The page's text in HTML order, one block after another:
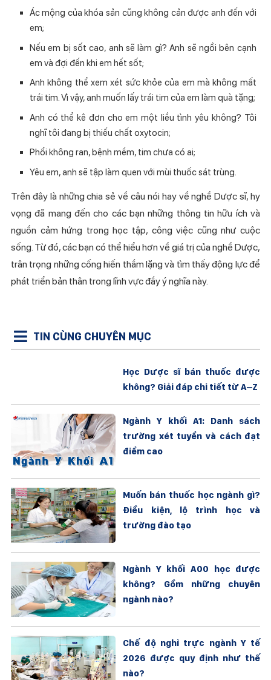
Ác mộng của khóa sản cũng không cản được anh đến với
em;
Nếu em bị sốt cao, anh sẽ làm gì? Anh sẽ ngồi bên cạnh
em và đợi đến khi em hết sốt;
Anh không thể xem xét sức khỏe của em mà không mất
trái tim. Vì vậy, anh muốn lấy trái tim của em làm quà tặng;
Anh có thể kê đơn cho em một liều tình yêu không? Tôi
nghĩ tôi đang bị thiếu chất oxytocin;
Phổi không ran, bệnh mềm, tim chưa có ai;
Yêu em, anh sẽ tập làm quen với mùi thuốc sát trùng.
Trên đây là những chia sẻ về câu nói hay về nghề Dược sĩ, hy
vọng đã mang đến cho các bạn những thông tin hữu ích và
nguồn cảm hứng trong học tập, công việc cũng như cuộc
sống. Từ đó, các bạn có thể hiểu hơn về giá trị của nghề Dược,
trân trọng những cống hiến thầm lặng và tìm thấy động lực để
phát triển bản thân trong lĩnh vực đầy ý nghĩa này.
TIN CÙNG CHUYÊN MỤC
Học Dược sĩ bán thuốc được
không? Giải đáp chi tiết từ A–Z
Ngành Y khối A1: Danh sách
trường xét tuyển và cách đạt
điểm cao
Muốn bán thuốc học ngành gì?
Điều kiện, lộ trình học và
trường đào tạo
Ngành Y khối A00 học được
không? Gồm những chuyên
ngành nào?
Chế độ nghỉ trực ngành Y tế
2026 được quy định như thế
nào?